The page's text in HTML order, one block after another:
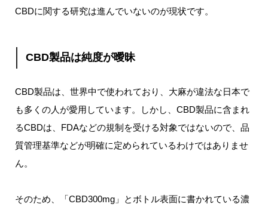
CBDに関する研究は進んでいないのが現状です。
CBD製品は純度が曖昧
CBD製品は、世界中で使われており、大麻が違法な日本で
も多くの人が愛用しています。しかし、CBD製品に含まれ
るCBDは、FDAなどの規制を受ける対象ではないので、品
質管理基準などが明確に定められているわけではありませ
ん。
そのため、「CBD300mg」とボトル表面に書かれている濃